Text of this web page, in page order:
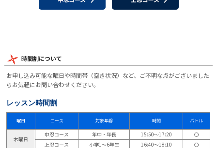
時間割について
お申し込み可能な曜日や時間帯（空き状況）など、ご不明な点がございました
らお気軽にお問い合わせください。
レッスン時間割
曜日 コース 対象年齢 時間 バトル
木曜日
中忍コース 年中・年長 15:50～17:20
〇
上忍コース
小学1～6年生 16:40～18:10 〇